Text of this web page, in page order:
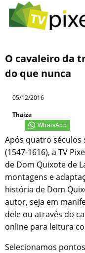
O cavaleiro da
do que nunca
05/12/2016
Thaiza
Após quatro séculos
(1547-1616), a TV
de Dom Quixote de
montagens e
história de Dom
autor, seja em
dele ou através do
online para leitura
Selecionamos